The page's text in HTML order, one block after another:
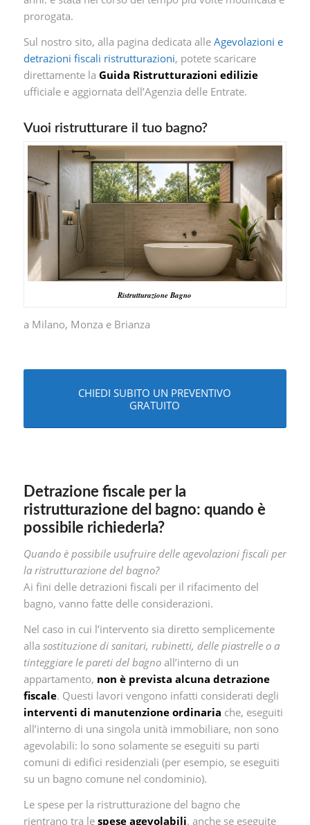
prorogata.
Sul nostro sito, alla pagina dedicata alle Agevolazioni e
detrazioni fiscali ristrutturazioni, potete scaricare
direttamente la Guida Ristrutturazioni edilizie
ufficiale e aggiornata dell’Agenzia delle Entrate.
Vuoi ristrutturare il tuo bagno?
Ristrutturazione Bagno
a Milano, Monza e Brianza
CHIEDI SUBITO UN PREVENTIVO
GRATUITO
Detrazione fiscale per la
ristrutturazione del bagno: quando è
possibile richiederla?
Quando è possibile usufruire delle agevolazioni fiscali per
la ristrutturazione del bagno?
Ai fini delle detrazioni fiscali per il rifacimento del
bagno, vanno fatte delle considerazioni.
Nel caso in cui l’intervento sia diretto semplicemente
alla sostituzione di sanitari, rubinetti, delle piastrelle o a
tinteggiare le pareti del bagnoall’interno di un
appartamento, non è prevista alcuna detrazione
fiscale. Questi lavori vengono infatti considerati degli
interventi di manutenzione ordinaria che, eseguiti
all’interno di una singola unità immobiliare, non sono
agevolabili: lo sono solamente se eseguiti su parti
comuni di edifici residenziali (per esempio, se eseguiti
su un bagno comune nel condominio).
Le spese per la ristrutturazione del bagno che
rientrano tra le spese agevolabili, anche se eseguite